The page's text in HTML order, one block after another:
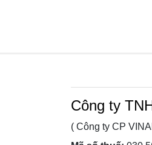
Công ty
( Công ty CP